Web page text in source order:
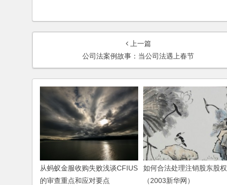
上一篇
公司法案例故事：当公司法遇上春节
从蚂蚁金服收购失败浅谈CFIUS
的审查重点和应对要点
如何合法处理注销股东股权
（2003新华网）